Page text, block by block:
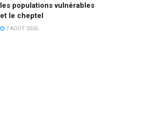
les populations vulnérables
et le cheptel
7 AOÛT 2026